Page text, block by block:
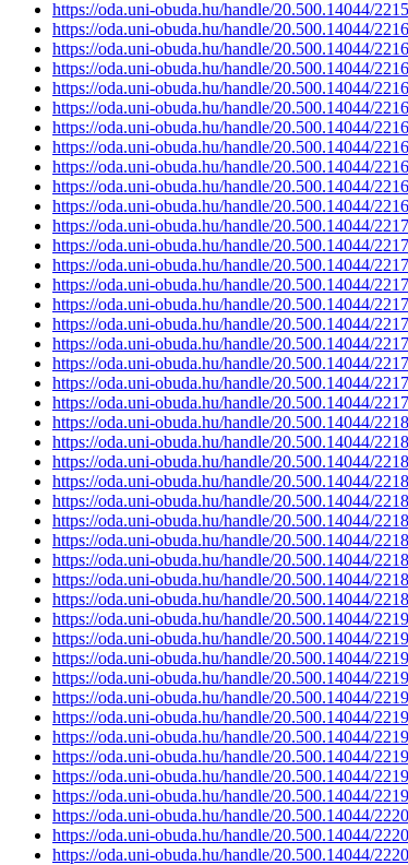
https://oda.uni-obuda.hu/handle/20.500.14044/
https://oda.uni-obuda.hu/handle/20.500.14044/
https://oda.uni-obuda.hu/handle/20.500.14044/
https://oda.uni-obuda.hu/handle/20.500.14044/
https://oda.uni-obuda.hu/handle/20.500.14044/
https://oda.uni-obuda.hu/handle/20.500.14044/
https://oda.uni-obuda.hu/handle/20.500.14044/
https://oda.uni-obuda.hu/handle/20.500.14044/
https://oda.uni-obuda.hu/handle/20.500.14044/
https://oda.uni-obuda.hu/handle/20.500.14044/
https://oda.uni-obuda.hu/handle/20.500.14044/
https://oda.uni-obuda.hu/handle/20.500.14044/
https://oda.uni-obuda.hu/handle/20.500.14044/
https://oda.uni-obuda.hu/handle/20.500.14044/
https://oda.uni-obuda.hu/handle/20.500.14044/
https://oda.uni-obuda.hu/handle/20.500.14044/
https://oda.uni-obuda.hu/handle/20.500.14044/
https://oda.uni-obuda.hu/handle/20.500.14044/
https://oda.uni-obuda.hu/handle/20.500.14044/
https://oda.uni-obuda.hu/handle/20.500.14044/
https://oda.uni-obuda.hu/handle/20.500.14044/
https://oda.uni-obuda.hu/handle/20.500.14044/
https://oda.uni-obuda.hu/handle/20.500.14044/
https://oda.uni-obuda.hu/handle/20.500.14044/
https://oda.uni-obuda.hu/handle/20.500.14044/
https://oda.uni-obuda.hu/handle/20.500.14044/
https://oda.uni-obuda.hu/handle/20.500.14044/
https://oda.uni-obuda.hu/handle/20.500.14044/
https://oda.uni-obuda.hu/handle/20.500.14044/
https://oda.uni-obuda.hu/handle/20.500.14044/
https://oda.uni-obuda.hu/handle/20.500.14044/
https://oda.uni-obuda.hu/handle/20.500.14044/
https://oda.uni-obuda.hu/handle/20.500.14044/
https://oda.uni-obuda.hu/handle/20.500.14044/
https://oda.uni-obuda.hu/handle/20.500.14044/
https://oda.uni-obuda.hu/handle/20.500.14044/
https://oda.uni-obuda.hu/handle/20.500.14044/
https://oda.uni-obuda.hu/handle/20.500.14044/
https://oda.uni-obuda.hu/handle/20.500.14044/
https://oda.uni-obuda.hu/handle/20.500.14044/
https://oda.uni-obuda.hu/handle/20.500.14044/
https://oda.uni-obuda.hu/handle/20.500.14044/
https://oda.uni-obuda.hu/handle/20.500.14044/
https://oda.uni-obuda.hu/handle/20.500.14044/